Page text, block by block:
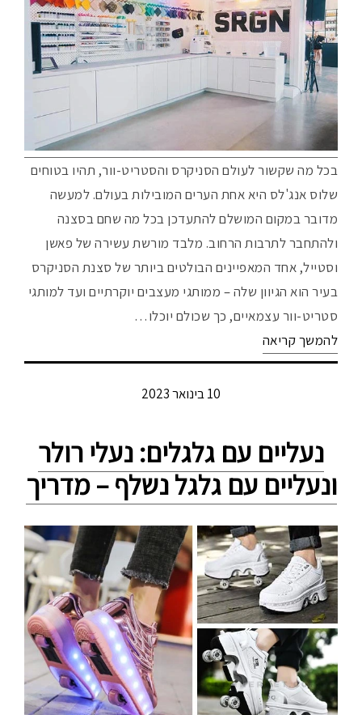
בכל מה שקשור לעולם הסניקרס והסטריט-וור, תהיו בטוחים
שלוס אנג'לס היא אחת הערים המובילות בעולם. למעשה
מדובר במקום המושלם להתעדכן בכל מה שחם בסצנה
ולהתחבר לתרבות הרחוב. מלבד מורשת עשירה של פאשן
וסטייל, אחד המאפיינים הבולטים ביותר של סצנת הסניקרס
בעיר הוא הגיוון שלה – ממותגי מעצבים יוקרתיים ועד למותגי
סטריט-וור עצמאיים, כך שכולם יוכלו…
להמשך קריאה
10 בינואר 2023
נעליים עם גלגלים: נעלי רולר
ונעליים עם גלגל נשלף – מדריך